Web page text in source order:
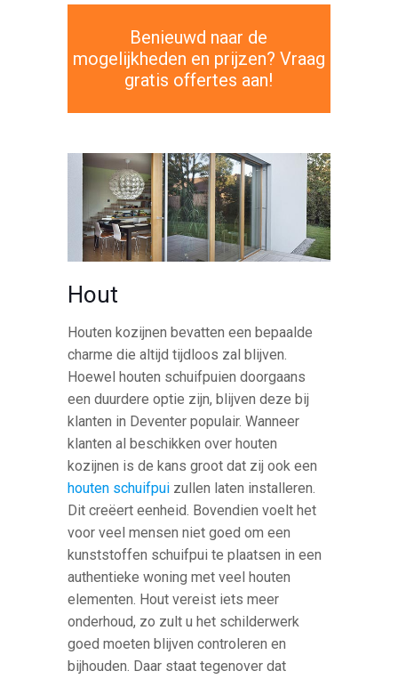
Benieuwd naar de
mogelijkheden en prijzen? Vraag
gratis offertes aan!
Hout
Houten kozijnen bevatten een bepaalde
charme die altijd tijdloos zal blijven.
Hoewel houten schuifpuien doorgaans
een duurdere optie zijn, blijven deze bij
klanten in Deventer populair. Wanneer
klanten al beschikken over houten
kozijnen is de kans groot dat zij ook een
houten schuifpui zullen laten installeren.
Dit creëert eenheid. Bovendien voelt het
voor veel mensen niet goed om een
kunststoffen schuifpui te plaatsen in een
authentieke woning met veel houten
elementen. Hout vereist iets meer
onderhoud, zo zult u het schilderwerk
goed moeten blijven controleren en
bijhouden. Daar staat tegenover dat